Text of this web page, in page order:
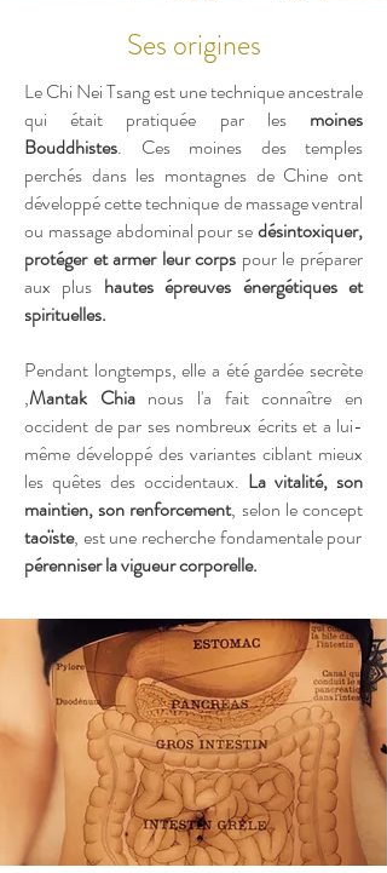
Ses origines
Le Chi Nei Tsang est une technique ancestrale
qui était pratiquée par les moines
Bouddhistes. Ces moines des temples
perchés dans les montagnes de Chine ont
développé cette technique de massage ventral
ou massage abdominal pour sedésintoxiquer,
protéger et armer leur corps pour le préparer
aux plus hautes épreuves énergétiques et
spirituelles.
Pendant longtemps, elle a été gardée secrète
,Mantak Chianous l'a fait connaître en
occident de par ses nombreux écrits et a lui-
même développé des variantes ciblant mieux
les quêtes des occidentaux. La vitalité, son
maintien, son renforcement, selon le concept
taoïste, est une recherche fondamentale pour
pérenniser la vigueur corporelle.